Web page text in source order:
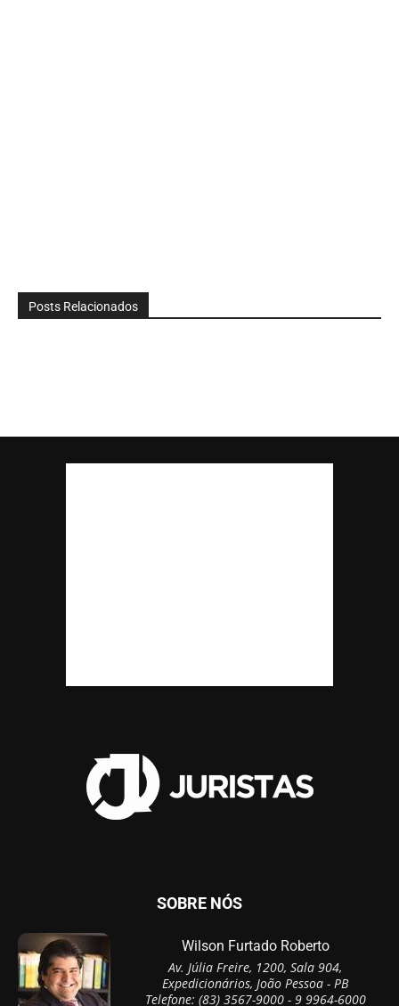
Posts Relacionados
SOBRE NÓS
Wilson Furtado Roberto
Av. Júlia Freire, 1200, Sala 904,
Expedicionários, João Pessoa - PB
Telefone: (83) 3567-9000 - 9 9964-6000